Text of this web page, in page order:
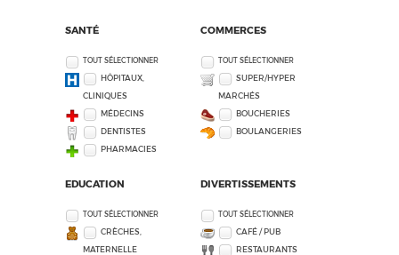
SANTÉ
TOUT SÉLECTIONNER
HÔPITAUX,
CLINIQUES
MÉDECINS
DENTISTES
PHARMACIES
COMMERCES
TOUT SÉLECTIONNER
SUPER/HYPER
MARCHÉS
BOUCHERIES
BOULANGERIES
EDUCATION
TOUT SÉLECTIONNER
CRÈCHES,
MATERNELLE
DIVERTISSEMENTS
TOUT SÉLECTIONNER
CAFÉ / PUB
RESTAURANTS